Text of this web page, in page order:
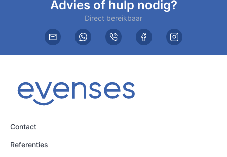
Advies of hulp nodig?
Direct bereikbaar
Contact
Referenties